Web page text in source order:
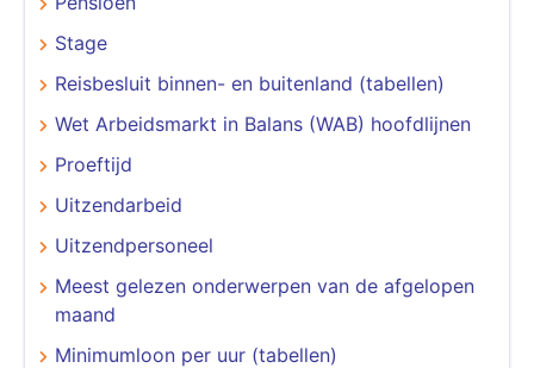
Stage
Reisbesluit binnen- en buitenland (tabellen)
Wet Arbeidsmarkt in Balans (WAB) hoofdlijnen
Proeftijd
Uitzendarbeid
Uitzendpersoneel
Meest gelezen onderwerpen van de afgelopen
maand
Minimumloon per uur (tabellen)